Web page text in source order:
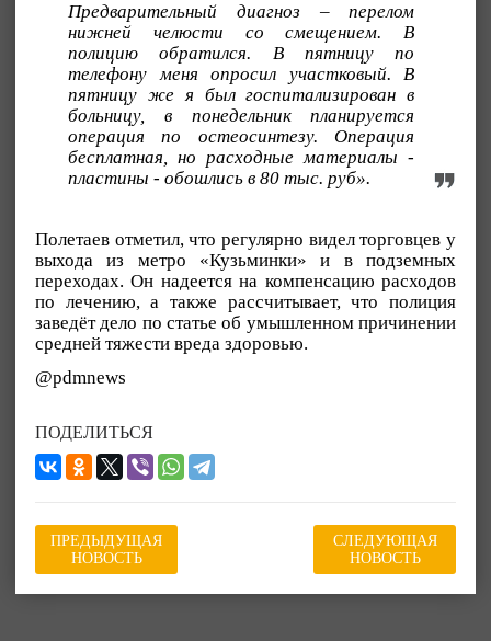
Предварительный диагноз – перелом
нижней челюсти со смещением. В
полицию обратился. В пятницу по
телефону меня опросил участковый. В
пятницу же я был госпитализирован в
больницу, в понедельник планируется
операция по остеосинтезу. Операция
бесплатная, но расходные материалы -
пластины - обошлись в 80 тыс. руб».
Полетаев отметил, что регулярно видел торговцев у
выхода из метро «Кузьминки» и в подземных
переходах. Он надеется на компенсацию расходов
по лечению, а также рассчитывает, что полиция
заведёт дело по статье об умышленном причинении
средней тяжести вреда здоровью.
@pdmnews
ПОДЕЛИТЬСЯ
ПРЕДЫДУЩАЯ
НОВОСТЬ
СЛЕДУЮЩАЯ
НОВОСТЬ